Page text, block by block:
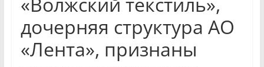
дочерняя структура АО
«Лента», признаны